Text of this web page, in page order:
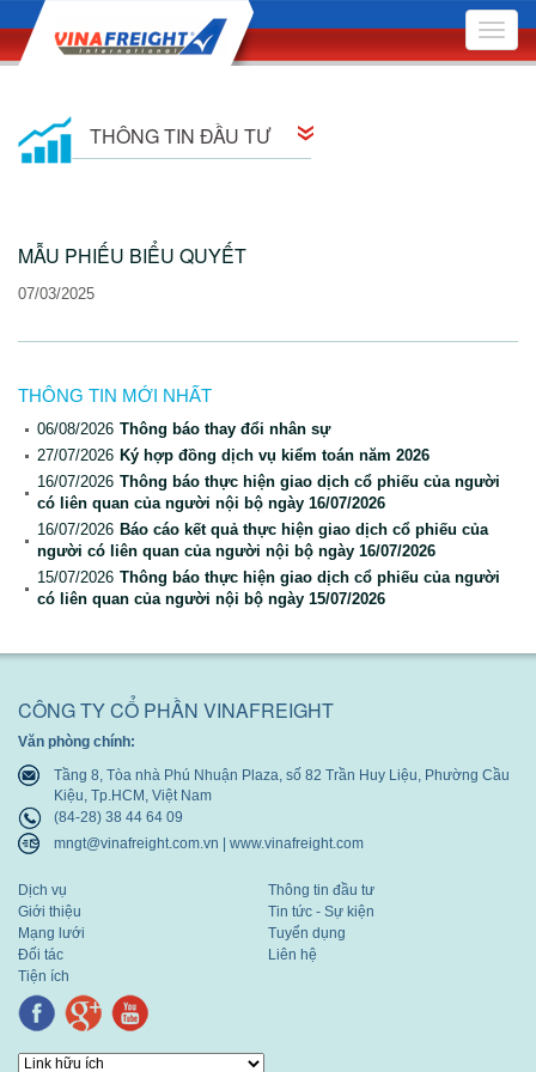
Toggle
THÔNG TIN ĐẦU TƯ
Báo cáo quản trị công ty
Bản cáo bạch
Báo cáo tài chính
Báo cáo thường niên
MẪU PHIẾU BIỂU QUYẾT
07/03/2025
THÔNG TIN MỚI NHẤT
06/08/2026 Thông báo thay đổi nhân sự
27/07/2026 Ký hợp đồng dịch vụ kiểm toán năm 2026
16/07/2026 Thông báo thực hiện giao dịch cổ phiếu của người
có liên quan của người nội bộ ngày 16/07/2026
16/07/2026 Báo cáo kết quả thực hiện giao dịch cổ phiếu của
người có liên quan của người nội bộ ngày 16/07/2026
15/07/2026 Thông báo thực hiện giao dịch cổ phiếu của người
có liên quan của người nội bộ ngày 15/07/2026
CÔNG TY CỔ PHẦN VINAFREIGHT
Văn phòng chính:
Tầng 8, Tòa nhà Phú Nhuận Plaza, số 82 Trần Huy Liệu, Phường Cầu
Kiệu, Tp.HCM, Việt Nam
(84-28) 38 44 64 09
mngt@vinafreight.com.vn | www.vinafreight.com
Dịch vụ
Giới thiệu
Mạng lưới
Đối tác
Tiện ích
Thông tin đầu tư
Tin tức - Sự kiện
Tuyển dụng
Liên hệ